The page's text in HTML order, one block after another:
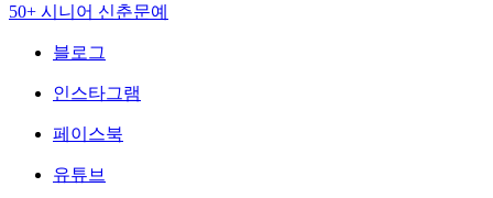
50+ 시니어 신춘문예
블로그
인스타그램
페이스북
유튜브